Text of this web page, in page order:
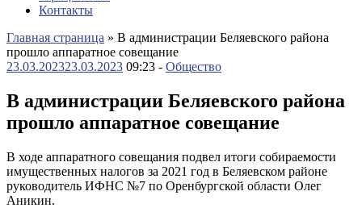
Контакты
Главная страница » В администрации Беляевского района
прошло аппаратное совещание
23.03.202323.03.2023 09:23 - Общество
В администрации Беляевского района
прошло аппаратное совещание
В ходе аппаратного совещания подвел итоги собираемости
имущественных налогов за 2021 год в Беляевском районе
руководитель ИФНС №7 по Оренбургской области Олег
Аникин.